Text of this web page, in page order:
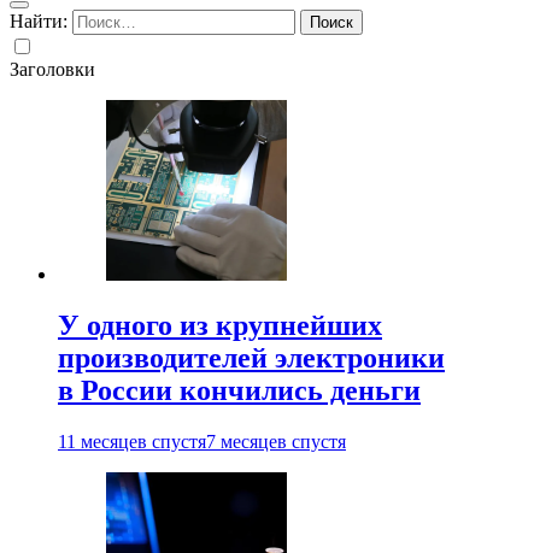
Найти:
Заголовки
У одного из крупнейших
производителей электроники
в России кончились деньги
11 месяцев спустя7 месяцев спустя